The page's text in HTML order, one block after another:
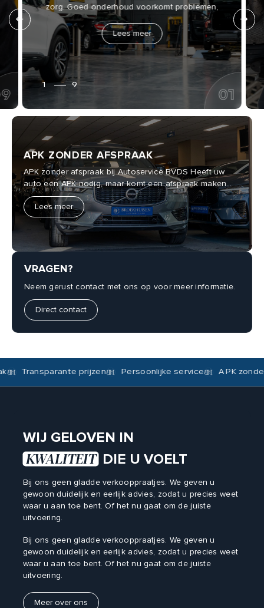
zorg. Goed onderhoud voorkomt problemen,
Lees meer
01
1 / 9
APK ZONDER AFSPRAAK
APK zonder afspraak bij Autoservice BVDS Heeft uw
auto een APK nodig, maar komt een afspraak maken
niet goed uit?
Lees meer
VRAGEN?
Neem gerust contact met ons op voor meer informatie.
Direct contact
prijzen Persoonlijke service APK zonder
WIJ GELOVEN IN
KWALITEIT DIE U VOELT
Bij ons geen gladde verkooppraatjes. We geven u
gewoon duidelijk en eerlijk advies, zodat u precies weet
waar u aan toe bent. Of het nu gaat om de juiste
uitvoering.
Bij ons geen gladde verkooppraatjes. We geven u
gewoon duidelijk en eerlijk advies, zodat u precies weet
waar u aan toe bent. Of het nu gaat om de juiste
uitvoering.
Meer over ons